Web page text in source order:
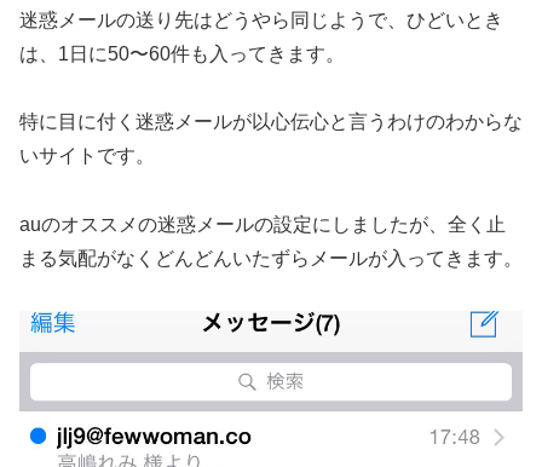
迷惑メールの送り先はどうやら同じようで、ひどいとき
は、1日に50〜60件も入ってきます。
特に目に付く迷惑メールが以心伝心と言うわけのわからな
いサイトです。
auのオススメの迷惑メールの設定にしましたが、全く止
まる気配がなくどんどんいたずらメールが入ってきます。